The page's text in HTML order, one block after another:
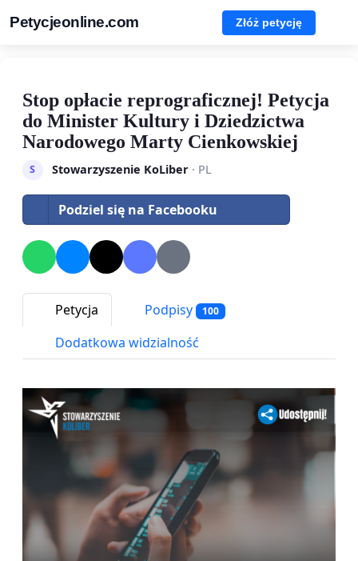
Petycjeonline.com Złóż petycję
Stop opłacie reprograficznej! Petycja
do Minister Kultury i Dziedzictwa
Narodowego Marty Cienkowskiej
S Stowarzyszenie KoLiber· PL
Podziel się na Facebooku
Petycja Podpisy 100
Dodatkowa widzialność